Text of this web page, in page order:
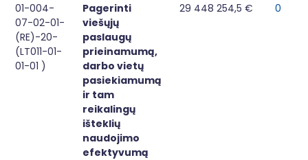
01-004-
07-02-01-
(RE)-20-
(LT011-01-
01-01 )
Pagerinti
viešųjų
paslaugų
prieinamumą,
darbo vietų
pasiekiamumą
ir tam
reikalingų
išteklių
naudojimo
efektyvumą
29 448 254,5 € 0